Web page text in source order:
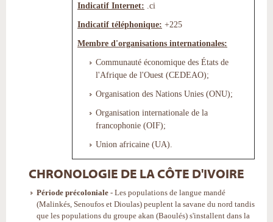
Indicatif Internet: .ci
Indicatif téléphonique: +225
Membre d'organisations internationales:
Communauté économique des États de
l'Afrique de l'Ouest (CEDEAO);
Organisation des Nations Unies (ONU);
Organisation internationale de la
francophonie (OIF);
Union africaine (UA).
CHRONOLOGIE DE LA CÔTE D'IVOIRE
Période précoloniale - Les populations de langue mandé
(Malinkés, Senoufos et Dioulas) peuplent la savane du nord tandis
que les populations du groupe akan (Baoulés) s'installent dans la